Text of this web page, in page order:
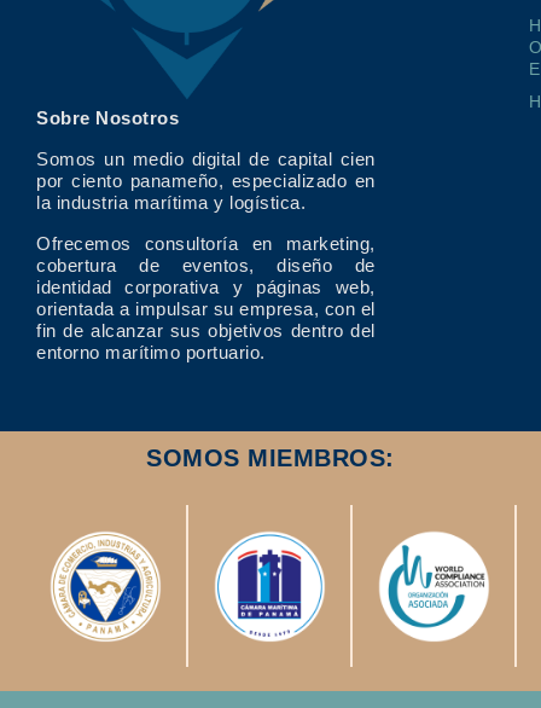
Sobre Nosotros
Somos un medio digital de capital cien
por ciento panameño, especializado en
la industria marítima y logística.
Ofrecemos consultoría en marketing,
cobertura de eventos, diseño de
identidad corporativa y páginas web,
orientada a impulsar su empresa, con el
fin de alcanzar sus objetivos dentro del
entorno marítimo portuario.
SOMOS MIEMBROS: